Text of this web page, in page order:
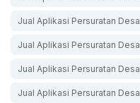
Jual Aplikasi Persuratan
Jual Aplikasi Persuratan
Jual Aplikasi Persuratan
Jual Aplikasi Persuratan